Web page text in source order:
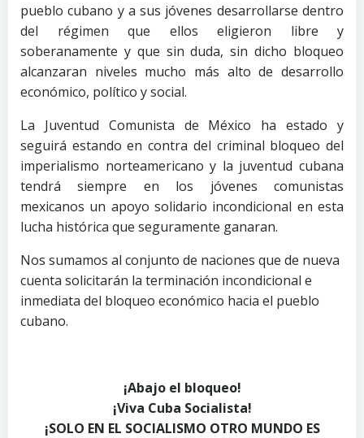
pueblo cubano y a sus jóvenes desarrollarse dentro
del régimen que ellos eligieron libre y
soberanamente y que sin duda, sin dicho bloqueo
alcanzaran niveles mucho más alto de desarrollo
económico, político y social.
La Juventud Comunista de México ha estado y
seguirá estando en contra del criminal bloqueo del
imperialismo norteamericano y la juventud cubana
tendrá siempre en los jóvenes comunistas
mexicanos un apoyo solidario incondicional en esta
lucha histórica que seguramente ganaran.
Nos sumamos al conjunto de naciones que de nueva
cuenta solicitarán la terminación incondicional e
inmediata del bloqueo económico hacia el pueblo
cubano.
¡Abajo el bloqueo!
¡Viva Cuba Socialista!
¡SOLO EN EL SOCIALISMO OTRO MUNDO ES